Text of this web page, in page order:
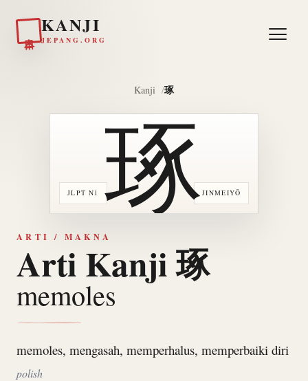
KANJI
JEPANG.ORG
Kanji 琢
JLPT N1 JINMEIYŌ
琢
ARTI / MAKNA
Arti Kanji 琢
memoles
memoles, mengasah, memperhalus, memperbaiki diri
polish